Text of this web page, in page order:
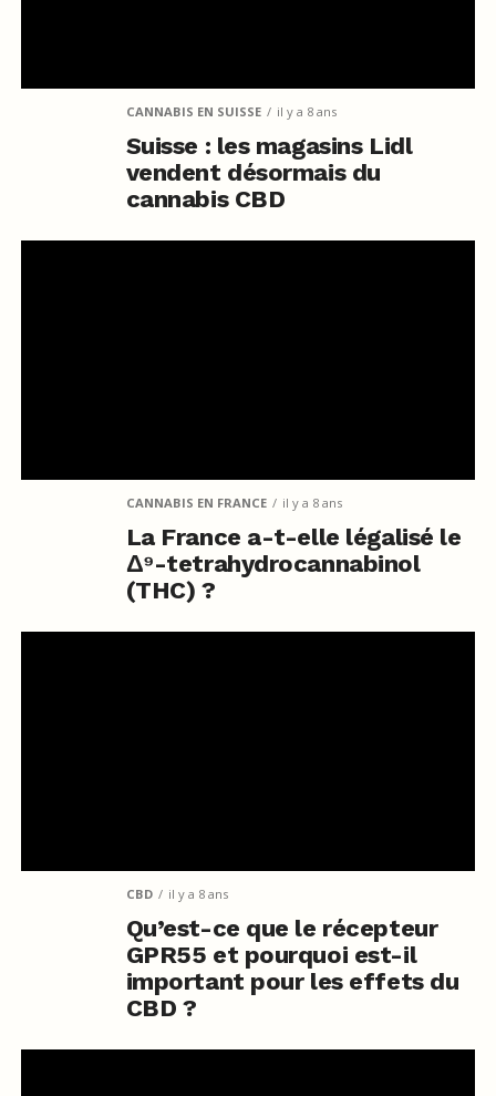
CANNABIS EN SUISSE il y a 8 ans
Suisse : les magasins Lidl
vendent désormais du
cannabis CBD
CANNABIS EN FRANCE il y a 8 ans
La France a-t-elle légalisé le
Δ⁹-tetrahydrocannabinol
(THC) ?
CBD il y a 8 ans
Qu’est-ce que le récepteur
GPR55 et pourquoi est-il
important pour les effets du
CBD ?